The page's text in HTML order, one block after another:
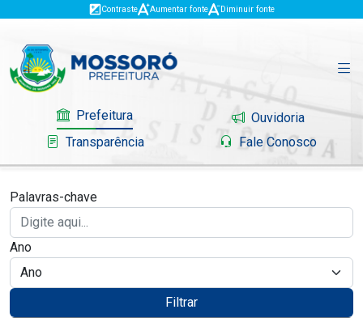
Contraste Aumentar fonte Diminuir fonte
Prefeitura
Ouvidoria
Transparência
Fale Conosco
Governo
Mossoró
Palavras-chave
Ano
Filtrar